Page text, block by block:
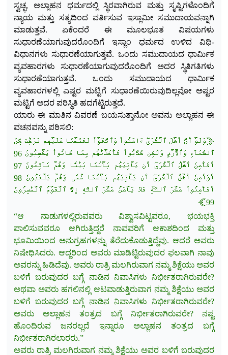
ಸ್ವಚ್ಛ, ಅಲ್ಲಾಹನ ಧರ್ಮದಲ್ಲಿ ಸ್ಥಿರವಾಗಿರುವ ಮತ್ತು ಸೃಷ್ಟಿಗಳೊಂದಿಗೆ
ನ್ಯಾಯ ಮತ್ತು ಸತ್ಯದಿಂದ ವರ್ತಿಸುವ ಇಸ್ಲಾಮೀ ಸಮುದಾಯವನ್ನಾಗಿ
ಮಾಡುತ್ತವೆ. ಏಕೆಂದರೆ ಈ ಮೂಲಭೂತ ವಿಷಯಗಳು
ಸುಧಾರಣೆಯಾಗುವುದರೊಂದಿಗೆ ಇಸ್ಲಾಂ ಧರ್ಮದ ಉಳಿದ ವಿಧಿ-
ವಿಧಾನಗಳು ಸುಧಾರಣೆಯಾಗುತ್ತವೆ. ಒಂದು ಸಮುದಾಯದ ಧಾರ್ಮಿಕ
ವ್ಯವಹಾರಗಳು ಸುಧಾರಣೆಯಾಗುವುದರೊಂದಿಗೆ ಅದರ ಸ್ಥಿತಿಗತಿಗಳು
ಸುಧಾರಣೆಯಾಗುತ್ತವೆ. ಒಂದು ಸಮುದಾಯದ ಧಾರ್ಮಿಕ
ವ್ಯವಹಾರಗಳಲ್ಲಿ ಎಷ್ಟರ ಮಟ್ಟಿಗೆ ಸುಧಾರಣೆಯಿರುವುದಿಲ್ಲವೋ ಅಷ್ಟರ
ಮಟ್ಟಿಗೆ ಅದರ ಪರಿಸ್ಥಿತಿ ಹದಗೆಟ್ಟಿರುತ್ತದೆ.
ಯಾರು ಈ ಮಾತಿನ ವಿವರಣೆ ಬಯಸುತ್ತಾನೋ ಅವನು ಅಲ್ಲಾಹನ ಈ
ವಚನವನ್ನು ಪಠಿಸಲಿ:
﴿وَلَوۡ أَنَّ أَهۡلَ ٱلۡقُرَىٰٓ ءَامَنُواْ وَٱتَّقَوۡاْ لَفَتَحۡنَا عَلَيۡهِم بَرَكَٰتٖ مِّنَ
ٱلسَّمَآءِ وَٱلۡأَرۡضِ وَلَٰكِن كَذَّبُواْ فَأَخَذۡنَٰهُم بِمَا كَانُواْ يَكۡسِبُونَ 96
أَفَأَمِنَ أَهۡلُ ٱلۡقُرَىٰٓ أَن يَأۡتِيَهُم بَأۡسُنَا
بَيَٰتٗا وَهُمۡ نَآئِمُونَ 97
أَوَأَمِنَ أَهۡلُ ٱلۡقُرَىٰٓ أَن يَأۡتِيَهُم بَأۡسُنَا ضُحٗى وَهُمۡ يَلۡعَبُونَ 98
أَفَأَمِنُواْ مَكۡرَ ٱللَّهِۚ فَلَا يَأۡمَنُ مَكۡرَ ٱللَّهِ إِلَّا ٱلۡقَوۡمُ ٱلۡخَٰسِرُونَ
99﴾
“ಆ ನಾಡುಗಳಲ್ಲಿರುವವರು ವಿಶ್ವಾಸವಿಟ್ಟವರೂ, ಭಯಭಕ್ತಿ
ಪಾಲಿಸುವವರೂ ಆಗಿರುತ್ತಿದ್ದರೆ ನಾವವರಿಗೆ ಆಕಾಶದಿಂದ ಮತ್ತು
ಭೂಮಿಯಿಂದ ಅನುಗ್ರಹಗಳನ್ನು ತೆರೆದುಕೊಡುತ್ತಿದ್ದೆವು. ಆದರೆ ಅವರು
ನಿಷೇಧಿಸಿದರು. ಆದ್ದರಿಂದ ಅವರು ಮಾಡಿಟ್ಟಿರುವುದರ ಫಲವಾಗಿ ನಾವು
ಅವರನ್ನು ಹಿಡಿದೆವು. ಅವರು ರಾತ್ರಿ ಮಲಗಿರುವಾಗ ನಮ್ಮ ಶಿಕ್ಷೆಯು ಅವರ
ಬಳಿಗೆ ಬರುವುದರ ಬಗ್ಗೆ ನಾಡಿನ ನಿವಾಸಿಗಳು ನಿರ್ಭೀತರಾಗಿರುವರೇ?
ಅಥವಾ ಅವರು ಹಗಲಿನಲ್ಲಿ ಆಟವಾಡುತ್ತಿರುವಾಗ ನಮ್ಮ ಶಿಕ್ಷೆಯು ಅವರ
ಬಳಿಗೆ ಬರುವುದರ ಬಗ್ಗೆ ನಾಡಿನ ನಿವಾಸಿಗಳು ನಿರ್ಭೀತರಾಗಿರುವರೇ?
ಅವರು ಅಲ್ಲಾಹನ ತಂತ್ರದ ಬಗ್ಗೆ ನಿರ್ಭೀತರಾಗಿರುವರೇ? ನಷ್ಟ
ಹೊಂದಿರುವ ಜನರಲ್ಲದೆ ಇನ್ನಾರೂ ಅಲ್ಲಾಹನ ತಂತ್ರದ ಬಗ್ಗೆ
ನಿರ್ಭೀತರಾಗಿರಲಾರರು.”
ಅವರು ರಾತ್ರಿ ಮಲಗಿರುವಾಗ ನಮ್ಮ ಶಿಕ್ಷೆಯು ಅವರ ಬಳಿಗೆ ಬರುವುದರ